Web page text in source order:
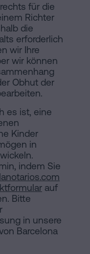
für die
Richter
die
erforderlich
wir Ihre
wir können
Obhut der
es ist, eine
Kinder
in
indem Sie
auf
Bitte
in unsere
Barcelona